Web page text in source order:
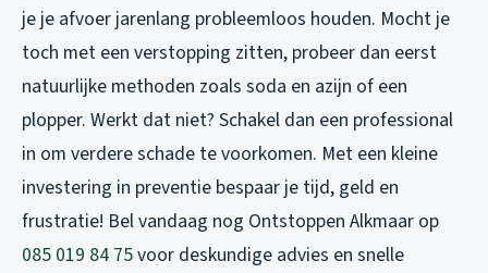
je je afvoer jarenlang probleemloos houden. Mocht je
toch met een verstopping zitten, probeer dan eerst
natuurlijke methoden zoals soda en azijn of een
plopper. Werkt dat niet? Schakel dan een professional
in om verdere schade te voorkomen. Met een kleine
investering in preventie bespaar je tijd, geld en
frustratie! Bel vandaag nog Ontstoppen Alkmaar op
085 019 84 75voor deskundige advies en snelle